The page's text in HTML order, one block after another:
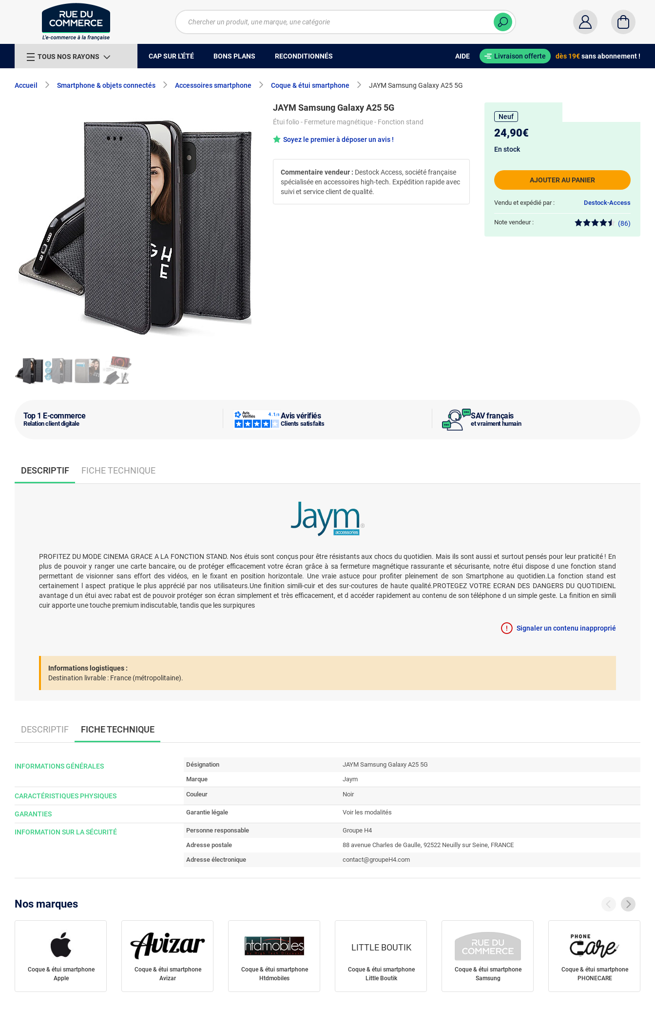
TOUS NOS RAYONS CAP SUR L'ÉTÉ BONS PLANS RECONDITIONNÉS AIDE Livraison offerte dès 19€sans abonnement !
Accueil Smartphone & objets connectés Accessoires smartphone Coque & étui smartphone JAYM Samsung Galaxy A25 5G
Top 1 E-commerce
Relation client digitale
Avis vérifiés
Clients satisfaits
SAV français
et vraiment humain
JAYM Samsung Galaxy A25 5G
Étui folio - Fermeture magnétique - Fonction stand
Soyez le premier à déposer un avis !
Commentaire vendeur : Destock Access, société française
spécialisée en accessoires high-tech. Expédition rapide avec
suivi et service client de qualité.
Neuf
24,90€
AJOUTER AU PANIER
En stock
Vendu et expédié par : Destock-Access
Note vendeur : (86)
DESCRIPTIF FICHE TECHNIQUE
PROFITEZ DU MODE CINEMA GRACE A LA FONCTION STAND. Nos étuis sont conçus pour être résistants aux chocs du quotidien. Mais ils sont aussi et surtout pensés pour leur praticité ! En
plus de pouvoir y ranger une carte bancaire, ou de protéger efficacement votre écran grâce à sa fermeture magnétique rassurante et sécurisante, notre étui dispose d une fonction stand
permettant de visionner sans effort des vidéos, en le fixant en position horizontale. Une vraie astuce pour profiter pleinement de son Smartphone au quotidien.La fonction stand est
certainement l aspect pratique le plus apprécié par nos utilisateurs.Une finition simili-cuir et des sur-coutures de haute qualité.PROTEGEZ VOTRE ECRAN DES DANGERS DU QUOTIDIENL
avantage d un étui avec rabat est de pouvoir protéger son écran simplement et très efficacement, et d accéder rapidement au contenu de son téléphone d un simple geste. La finition en simili
cuir apporte une touche premium indiscutable, tandis que les surpiqures
Signaler un contenu inapproprié
Informations logistiques :
Destination livrable : France (métropolitaine).
DESCRIPTIF FICHE TECHNIQUE
INFORMATIONS GÉNÉRALES Désignation
JAYM Samsung Galaxy A25 5G
Marque
Jaym
CARACTÉRISTIQUES PHYSIQUES Couleur Noir
GARANTIES Garantie légale Voir les modalités
INFORMATION SUR LA SÉCURITÉ Personne responsable
Groupe H4
Adresse postale
88 avenue Charles de Gaulle, 92522 Neuilly sur Seine, FRANCE
Adresse électronique
contact@groupeH4.com
Nos marques
Coque & étui smartphone
Apple
Coque & étui smartphone
Avizar
Coque & étui smartphone
Htdmobiles
LITTLE BOUTIK
Coque & étui smartphone
Little Boutik
Coque & étui smartphone
Samsung
Coque & étui smartphone
PHONECARE